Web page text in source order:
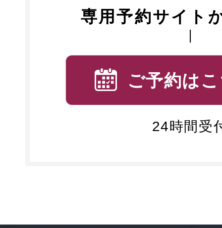
専用予約サイト
ご予約は
24時間受